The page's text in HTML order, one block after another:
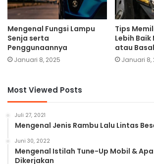
Mengenal Fungsi Lampu
Senja serta
Penggunaannya
Januari 8, 2025
Tips
Lebih Baik
atau
Januari 8,
Most Viewed Posts
Juli 27, 2021
Mengenal Jenis Rambu Lalu Lintas
Juni 30, 2022
Mengenal Istilah Tune-Up Mobil &
Dikerjakan